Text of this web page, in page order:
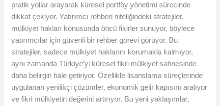
pratik yollar arayarak küresel portföy yönetimi sürecinde
dikkat çekiyor. Yatırımcı rehberi niteliğindeki stratejiler,
mülkiyet hakları konusunda öncü fikirler sunuyor, böylece
yatırımcılar için güvenli bir rehber görevi görüyor. Bu
stratejiler, sadece mülkiyet haklarını korumakla kalmıyor,
aynı zamanda Türkiye’yi küresel fikri mülkiyet sahnesinde
daha belirgin hale getiriyor. Özellikle lisanslama süreçlerinde
uygulanan yenilikçi çözümler, ekonomik gelir kapısını aralıyor
ve fikri mülkiyetin değerini artırıyor. Bu yeni yaklaşımlar,